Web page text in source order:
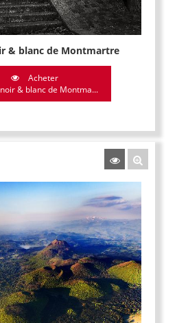
& blanc de Montmartre
Acheter
& blanc de Montma...